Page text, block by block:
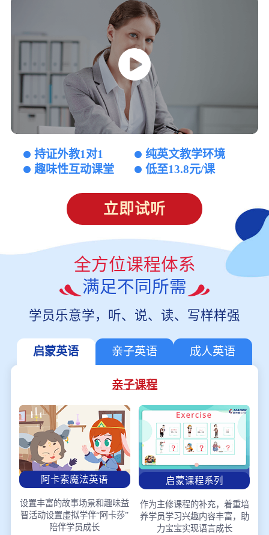
持证外教1对1
纯英文教学环境
趣味性互动课堂
低至13.8元/课
立即试听
全方位课程体系
满足不同所需
学员乐意学，听、说、读、写样样强
启蒙英语 亲子英语 成人英语
亲子课程
阿卡索魔法英语
设置丰富的故事场景和趣味益
智活动设置虚拟学伴“阿卡莎”
陪伴学员成长
启蒙课程系列
作为主修课程的补充，着重培
养学员学习兴趣内容丰富，助
力宝宝实现语言成长